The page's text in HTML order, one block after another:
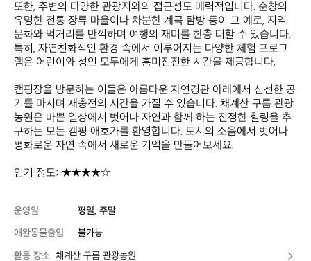
또한, 주변의 다양한 관광지와의 접근성도 매력적입니다. 순창의
유명한 전통 장류 마을이나 차분한 계곡 탐방 등이 그 예로, 지역
문화와 먹거리를 만끽하며 여행의 재미를 한층 더할 수 있습니다.
특히, 자연친화적인 환경 속에서 이루어지는 다양한 체험 프로그
램은 어린이와 성인 모두에게 흥미진진한 시간을 제공합니다.
캠핑장을 방문하는 이들은 아름다운 자연경관 아래에서 신선한 공
기를 마시며 재충전의 시간을 가질 수 있습니다. 채계산 구름 관광
농원은 바쁜 일상에서 벗어나 자연과 함께 하는 진정한 힐링을 추
구하는 모든 캠핑 애호가를 환영합니다. 도시의 소음에서 벗어나
평화로운 자연 속에서 새로운 기억을 만들어보세요.
인기 정도: ★★★★☆
운영일
평일, 주말
애완동물출입
불가능
활동 장소 채계산 구름 관광농원